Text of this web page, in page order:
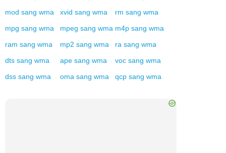
mod sang wma xvid sang wma rm sang wma
mpg sang wma mpeg sang wma m4p sang wma
ram sang wma mp2 sang wma ra sang wma
dts sang wma ape sang wma voc sang wma
dss sang wma oma sang wma qcp sang wma